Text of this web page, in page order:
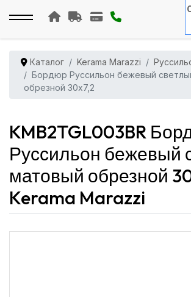
Каталог Kerama Marazzi
Бордюр Руссильон бежевый
обрезной 30x7,2
KMB2TGL003BR
Руссильон бежевый
матовый обрезной
Kerama Marazzi